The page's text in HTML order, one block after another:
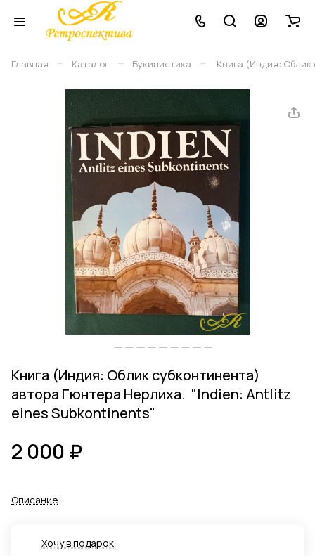
Главная – Каталог – Букинистика – Книга (Индия:
Книга (Индия: Облик субконтинента)
автора Гюнтера Нерлиха. "Indien: Antlitz
eines Subkontinents"
2 000 ₽
Описание
Хочу в подарок